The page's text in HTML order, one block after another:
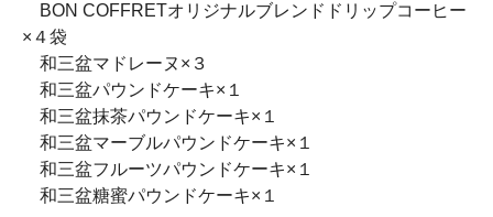
BON COFFRETオリジナルブレンドドリップコーヒー
×４袋
和三盆マドレーヌ×３
和三盆パウンドケーキ×１
和三盆抹茶パウンドケーキ×１
和三盆マーブルパウンドケーキ×１
和三盆フルーツパウンドケーキ×１
和三盆糖蜜パウンドケーキ×１